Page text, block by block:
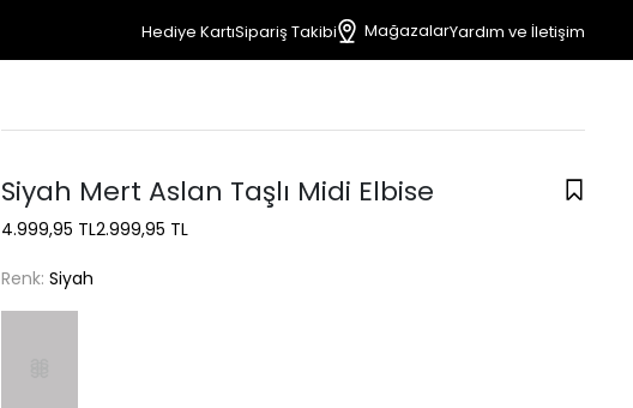
Hediye KartıSipariş Takibi MağazalarYardım ve İletişim
Siyah Mert Aslan Taşlı Midi Elbise
4.999,95 TL2.999,95 TL
Renk: Siyah